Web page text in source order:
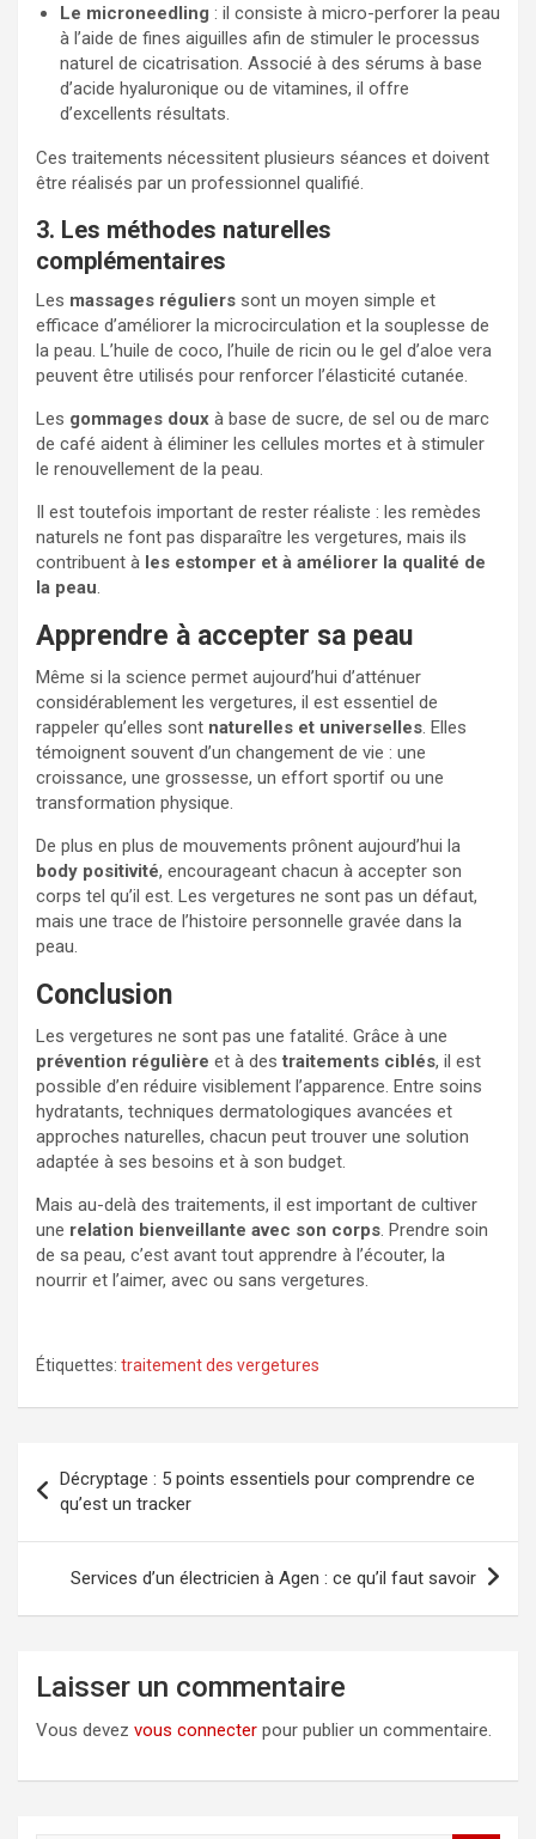
Le microneedling : il consiste à micro-perforer la peau
à l’aide de fines aiguilles afin de stimuler le processus
naturel de cicatrisation. Associé à des sérums à base
d’acide hyaluronique ou de vitamines, il offre
d’excellents résultats.
Ces traitements nécessitent plusieurs séances et doivent
être réalisés par un professionnel qualifié.
3. Les méthodes naturelles
complémentaires
Les massages réguliers sont un moyen simple et
efficace d’améliorer la microcirculation et la souplesse de
la peau. L’huile de coco, l’huile de ricin ou le gel d’aloe vera
peuvent être utilisés pour renforcer l’élasticité cutanée.
Les gommages doux à base de sucre, de sel ou de marc
de café aident à éliminer les cellules mortes et à stimuler
le renouvellement de la peau.
Il est toutefois important de rester réaliste : les remèdes
naturels ne font pas disparaître les vergetures, mais ils
contribuent à les estomper et à améliorer la qualité de
la peau
Apprendre à accepter sa peau
Même si la science permet aujourd’hui d’atténuer
considérablement les vergetures, il est essentiel de
rappeler qu’elles sont naturelles et universelles . Elles
témoignent souvent d’un changement de vie : une
croissance, une grossesse, un effort sportif ou une
transformation physique.
De plus en plus de mouvements prônent aujourd’hui la
body positivité, encourageant chacun à accepter son
corps tel qu’il est. Les vergetures ne sont pas un défaut,
mais une trace de l’histoire personnelle gravée dans la
peau.
Conclusion
Les vergetures ne sont pas une fatalité. Grâce à une
prévention régulière et à destraitements ciblés, il est
possible d’en réduire visiblement l’apparence. Entre soins
hydratants, techniques dermatologiques avancées et
approches naturelles, chacun peut trouver une solution
adaptée à ses besoins et à son budget.
Mais au-delà des traitements, il est important de cultiver
une relation bienveillante avec son corps . Prendre soin
de sa peau, c’est avant tout apprendre à l’écouter, la
nourrir et l’aimer, avec ou sans vergetures.
Étiquettes: traitement des vergetures
de
l’article
Décryptage : 5 points essentiels pour comprendre ce
qu’est un tracker
Services d’un électricien à Agen : ce qu’il faut savoir
Laisser un commentaire
Vous devez vous connecter pour publier un commentaire.